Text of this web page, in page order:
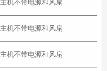
主机不带电源和风扇
主机不带电源和风扇
主机不带电源和风扇